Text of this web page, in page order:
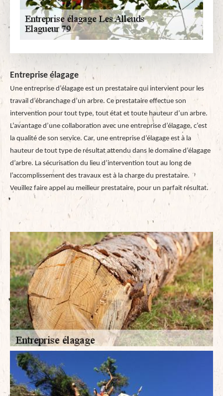
Entreprise élagage
Une entreprise d’élagage est un prestataire qui intervient pour les
travail d’ébranchage d’un arbre. Ce prestataire effectue son
intervention pour tout type, tout état et toute hauteur d’un arbre.
L’avantage d’une collaboration avec une entreprise d’élagage, c’est
la qualité de son service. Car, une entreprise d’élagage est à la
hauteur de tout type de résultat attendu dans le domaine d’élagage
d’arbre. La sécurisation du lieu d’intervention tout au long de
l’accomplissement des travaux est à la charge du prestataire.
Veuillez faire appel au meilleur prestataire, pour un parfait résultat.